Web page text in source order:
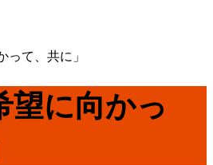
て、共に」
に向かっ